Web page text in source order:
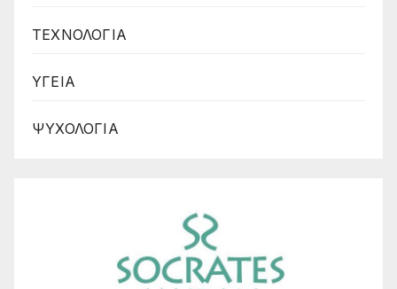
ΤΕΧΝΟΛΟΓΙΑ
ΥΓΕΙΑ
ΨΥΧΟΛΟΓΙΑ